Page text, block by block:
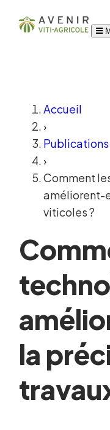
Accueil
›
Publications
›
Comment
améliorent-
viticoles ?
la